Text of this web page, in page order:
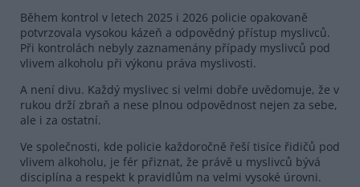
Během kontrol v letech 2025 i 2026 policie opakovaně
potvrzovala vysokou kázeň a odpovědný přístup myslivců.
Při kontrolách nebyly zaznamenány případy myslivců pod
vlivem alkoholu při výkonu práva myslivosti.
A není divu. Každý myslivec si velmi dobře uvědomuje, že v
rukou drží zbraň a nese plnou odpovědnost nejen za sebe,
ale i za ostatní.
Ve společnosti, kde policie každoročně řeší tisíce řidičů pod
vlivem alkoholu, je fér přiznat, že právě u myslivců bývá
disciplína a respekt k pravidlům na velmi vysoké úrovni.